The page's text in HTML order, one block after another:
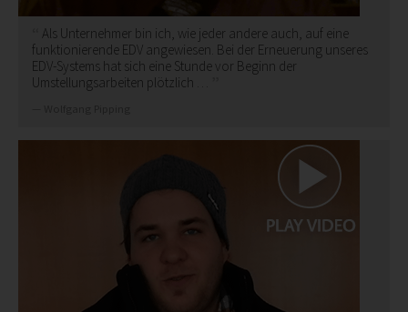
Als Unternehmer bin ich, wie jeder andere auch, auf eine
funktionierende EDV angewiesen. Bei der Erneuerung unseres
EDV-Systems hat sich eine Stunde vor Beginn der
Umstellungsarbeiten plötzlich …